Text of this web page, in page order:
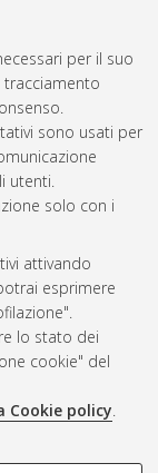
per il suo
sono usati per
utenti.
solo con i
attivando
esprimere
lo stato dei
cookie" del
Cookie policy.